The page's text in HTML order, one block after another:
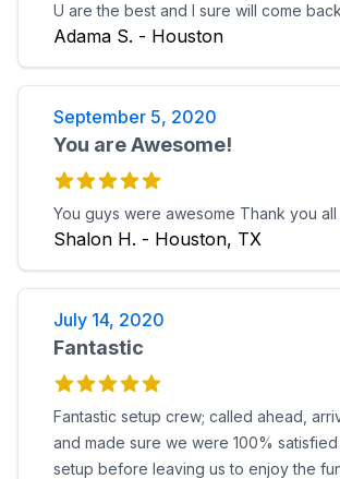
U are the best and I sure will come back
Adama S. - Houston
September 5, 2020
You are Awesome!
You guys were awesome Thank you all
Shalon H. - Houston, TX
July 14, 2020
Fantastic
Fantastic setup crew; called ahead,
and made sure we were 100%
setup before leaving us to enjoy the